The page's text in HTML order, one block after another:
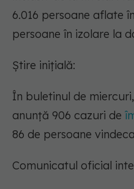
6.016 persoane aflate
persoane în izolare la
Știre inițială:
În buletinul de
anunță 906 cazuri de
86 de persoane
Comunicatul oficial